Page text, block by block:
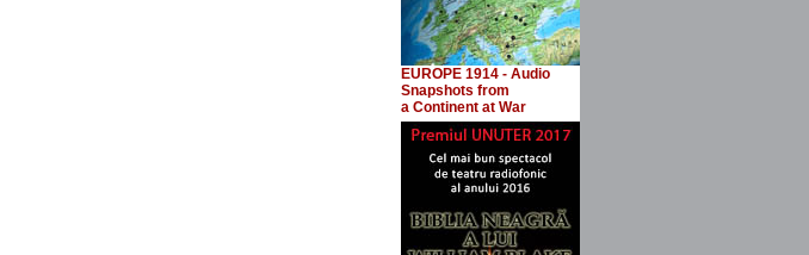
EUROPE 1914 - Audio
Snapshots from
a Continent at War